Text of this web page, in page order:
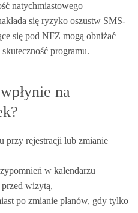
natychmiastowego
się ryzyko oszustw SMS-
się pod NFZ mogą obniżać
programu.
na
przy rejestracji lub zmianie
w kalendarzu
wizytą,
po zmianie planów, gdy tylko